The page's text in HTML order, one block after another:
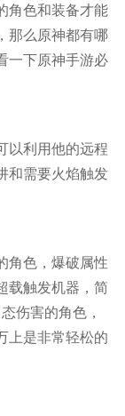
角色和装备才能
那么原神都有哪
一下原神手游必
以利用他的远程
和需要火焰触发
角色，爆破属性
载触发机器，简
伤害的角色，
上是非常轻松的